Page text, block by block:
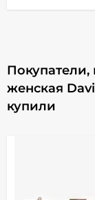
женская
купили